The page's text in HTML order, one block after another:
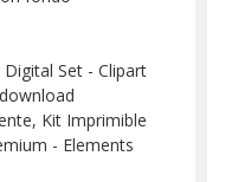
Set - Clipart
Kit Imprimible
- Elements